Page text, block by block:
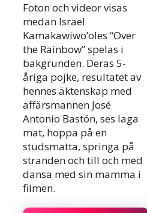
Foton och videor visas
medan Israel
Kamakawiwo’oles “Over
the Rainbow” spelas i
bakgrunden. Deras 5-
åriga pojke, resultatet av
hennes äktenskap med
affärsmannen José
Antonio Bastón, ses laga
mat, hoppa på en
studsmatta, springa på
stranden och till och med
dansa med sin mamma i
filmen.